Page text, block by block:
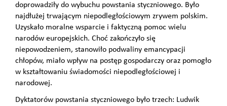
doprowadziły do wybuchu powstania styczniowego. Było
najdłużej trwającym niepodległościowym zrywem polskim.
Uzyskało moralne wsparcie i faktyczną pomoc wielu
narodów europejskich. Choć zakończyło się
niepowodzeniem, stanowiło podwaliny emancypacji
chłopów, miało wpływ na postęp gospodarczy oraz pomogło
w kształtowaniu świadomości niepodległościowej i
narodowej.
Dyktatorów powstania styczniowego było trzech: Ludwik